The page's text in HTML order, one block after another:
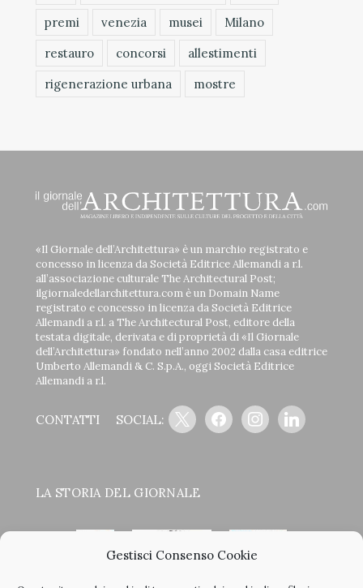
Gestisci Consenso Cookie
premi
venezia musei
Milano
restauro
concorsi
allestimenti
rigenerazione urbana
mostre
«Il Giornale dell’Architettura» è un marchio registrato e
concesso in licenza da Società Editrice Allemandi a r.l.
all’associazione culturale The Architectural Post;
ilgiornaledellarchitettura.com è un Domain Name
registrato e concesso in licenza da Società Editrice
Allemandi a r.l. a The Architectural Post, editore della
testata digitale, derivata e di proprietà di «Il Giornale
dell’Architettura» fondato nell’anno 2002 dalla casa editrice
Umberto Allemandi & C. S.p.A., oggi Società Editrice
Allemandi a r.l.
CONTATTI SOCIAL:
x facebookinstagramlinkedin
LA STORIA DEL GIORNALE